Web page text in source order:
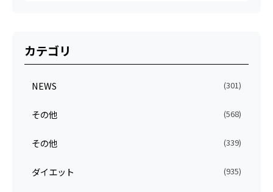
カテゴリ
NEWS (301)
その他 (568)
その他 (339)
ダイエット (935)